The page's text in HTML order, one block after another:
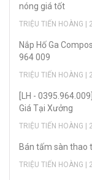
nóng giá tốt
TRIỆU TIẾN HOÀNG
Nắp Hố Ga
964 009
TRIỆU TIẾN HOÀNG
[LH -
Giá Tại Xưởng
TRIỆU TIẾN HOÀNG
Bán tấm sàn thao
TRIỆU TIẾN HOÀNG